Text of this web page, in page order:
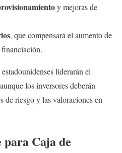
y mejoras de
, que compensará el aumento de
financiación.
liderarán el
los inversores deberán
de riesgo y las valoraciones en
Caja de